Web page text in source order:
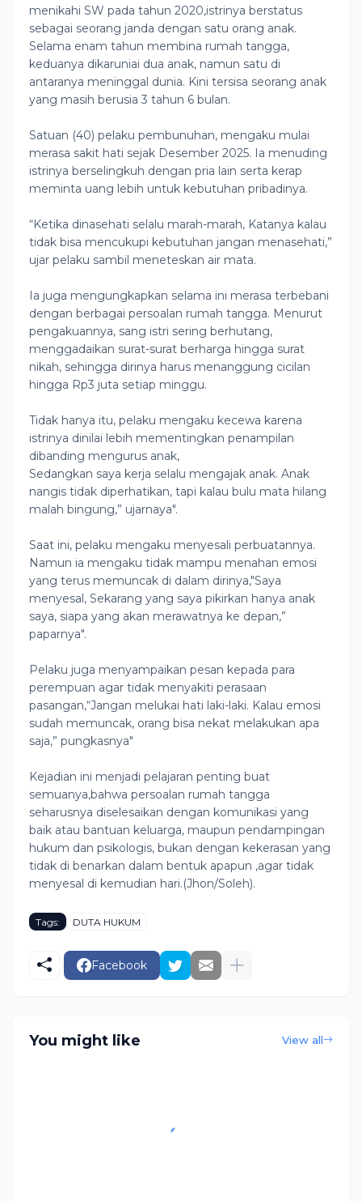
menikahi SW pada tahun 2020,istrinya berstatus
sebagai seorang janda dengan satu orang anak.
Selama enam tahun membina rumah tangga,
keduanya dikaruniai dua anak, namun satu di
antaranya meninggal dunia. Kini tersisa seorang anak
yang masih berusia 3 tahun 6 bulan.
Satuan (40) pelaku pembunuhan, mengaku mulai
merasa sakit hati sejak Desember 2025. Ia menuding
istrinya berselingkuh dengan pria lain serta kerap
meminta uang lebih untuk kebutuhan pribadinya.
“Ketika dinasehati selalu marah-marah, Katanya kalau
tidak bisa mencukupi kebutuhan jangan menasehati,”
ujar pelaku sambil meneteskan air mata.
Ia juga mengungkapkan selama ini merasa terbebani
dengan berbagai persoalan rumah tangga. Menurut
pengakuannya, sang istri sering berhutang,
menggadaikan surat-surat berharga hingga surat
nikah, sehingga dirinya harus menanggung cicilan
hingga Rp3 juta setiap minggu.
Tidak hanya itu, pelaku mengaku kecewa karena
istrinya dinilai lebih mementingkan penampilan
dibanding mengurus anak,
Sedangkan saya kerja selalu mengajak anak. Anak
nangis tidak diperhatikan, tapi kalau bulu mata hilang
malah bingung,” ujarnaya".
Saat ini, pelaku mengaku menyesali perbuatannya.
Namun ia mengaku tidak mampu menahan emosi
yang terus memuncak di dalam dirinya,"Saya
menyesal, Sekarang yang saya pikirkan hanya anak
saya, siapa yang akan merawatnya ke depan,”
paparnya".
Pelaku juga menyampaikan pesan kepada para
perempuan agar tidak menyakiti perasaan
pasangan,“Jangan melukai hati laki-laki. Kalau emosi
sudah memuncak, orang bisa nekat melakukan apa
saja,” pungkasnya"
Kejadian ini menjadi pelajaran penting buat
semuanya,bahwa persoalan rumah tangga
seharusnya diselesaikan dengan komunikasi yang
baik atau bantuan keluarga, maupun pendampingan
hukum dan psikologis, bukan dengan kekerasan yang
tidak di benarkan dalam bentuk apapun ,agar tidak
menyesal di kemudian hari.(Jhon/Soleh).
Tags: DUTA HUKUM
Facebook
You might like View all